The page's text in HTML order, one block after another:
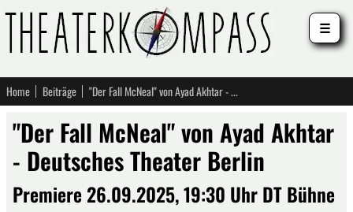
Home Beiträge "Der Fall McNeal" von Ayad Akhtar - Deutsches Theater Berlin
"Der Fall McNeal" von Ayad Akhtar
- Deutsches Theater Berlin
Premiere 26.09.2025, 19:30 Uhr DT Bühne
☰